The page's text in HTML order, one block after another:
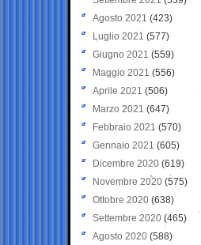
Agosto 2021 (423)
Luglio 2021 (577)
Giugno 2021(559)
Maggio 2021 (556)
Aprile 2021 (506)
Marzo 2021 (647)
Febbraio 2021 (570)
Gennaio 2021 (605)
Dicembre 2020 (619)
Novembre 2020 (575)
Ottobre 2020 (638)
Settembre 2020(465)
Agosto 2020 (588)